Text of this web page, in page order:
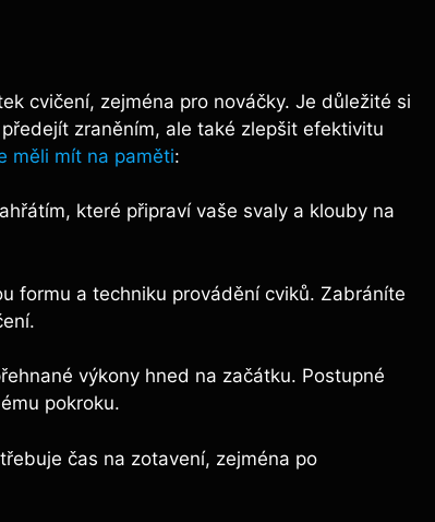
cvičení, zejména pro nováčky. Je důležité si
zraněním, ale také zlepšit efektivitu
měli mít na paměti:
které připraví vaše svaly a klouby na
formu a techniku provádění cviků. Zabráníte
výkony hned na začátku. Postupné
pokroku.
čas na zotavení, zejména po